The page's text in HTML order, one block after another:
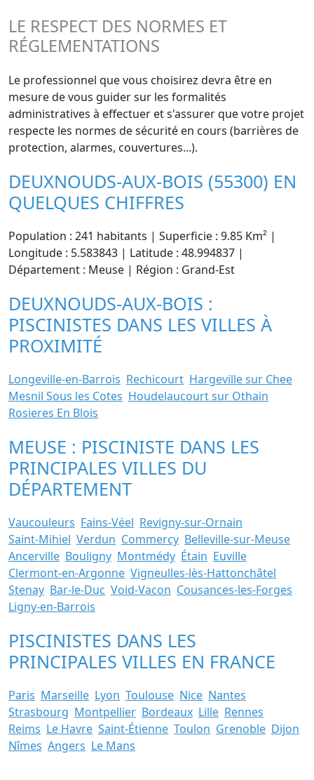
LE RESPECT DES NORMES ET
RÉGLEMENTATIONS
Le professionnel que vous choisirez devra être en
mesure de vous guider sur les formalités
administratives à effectuer et s'assurer que votre projet
respecte les normes de sécurité en cours (barrières de
protection, alarmes, couvertures...).
DEUXNOUDS-AUX-BOIS (55300) EN
QUELQUES CHIFFRES
Population : 241 habitants | Superficie : 9.85 Km² |
Longitude : 5.583843 | Latitude : 48.994837 |
Département : Meuse | Région : Grand-Est
DEUXNOUDS-AUX-BOIS :
PISCINISTES DANS LES VILLES À
PROXIMITÉ
Longeville-en-Barrois Rechicourt Hargeville sur Chee
Mesnil Sous les Cotes Houdelaucourt sur Othain
Rosieres En Blois
MEUSE : PISCINISTE DANS LES
PRINCIPALES VILLES DU
DÉPARTEMENT
Vaucouleurs Fains-Véel Revigny-sur-Ornain
Saint-Mihiel Verdun Commercy Belleville-sur-Meuse
Ancerville Bouligny Montmédy Étain Euville
Clermont-en-Argonne Vigneulles-lès-Hattonchâtel
Stenay Bar-le-Duc Void-Vacon Cousances-les-Forges
Ligny-en-Barrois
PISCINISTES DANS LES
PRINCIPALES VILLES EN FRANCE
Paris Marseille Lyon Toulouse Nice Nantes
Strasbourg Montpellier Bordeaux Lille Rennes
Reims Le Havre Saint-Étienne Toulon Grenoble Dijon
Nîmes Angers Le Mans